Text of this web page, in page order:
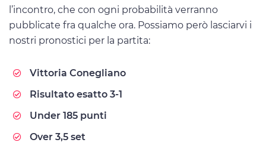
l’incontro, che con ogni probabilità verranno
pubblicate fra qualche ora. Possiamo però lasciarvi i
nostri pronostici per la partita:
Vittoria Conegliano
Risultato esatto 3-1
Under 185 punti
Over 3,5 set